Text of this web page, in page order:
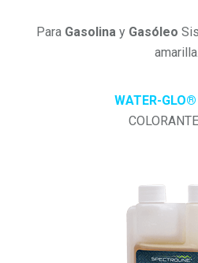
Para Gasolina y Gasóleo
amarilla.
WATER-